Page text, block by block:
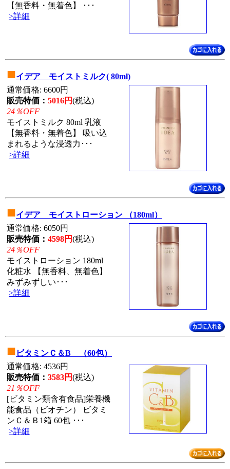
【無香料・無着色】 ･･･
>詳細
■イデア モイストミルク( 80ml)
通常価格: 6600円
販売特価： 5016円(税込)
24％OFF
モイストミルク 80ml 乳液
【無香料・無着色】 吸い込
まれるような浸透力･･･
>詳細
■イデア モイストローション （180ml）
通常価格: 6050円
販売特価： 4598円(税込)
24％OFF
モイストローション 180ml
化粧水 【無香料、無着色】
みずみずしい･･･
>詳細
■ ビタミンＣ＆B （60包）
通常価格: 4536円
販売特価： 3583円(税込)
21％OFF
[ビタミン類含有食品]栄養機
能食品（ビオチン） ビタミ
ンＣ＆Ｂ1箱 60包 ･･･
>詳細